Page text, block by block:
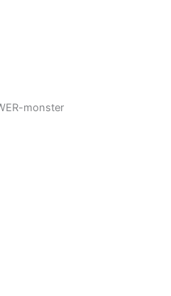
monster